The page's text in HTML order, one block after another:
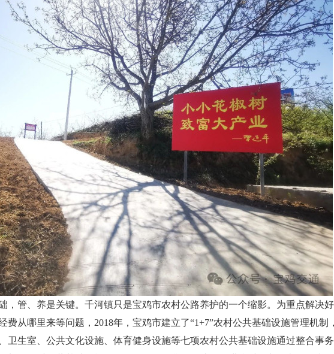
，管、养是关键。千河镇只是宝鸡市农村公路养护的一个缩影。为重点解决
费从哪里来等问题，2018年，宝鸡市建立了“1+7”农村公共基础设施管理机制
卫生室、公共文化设施、体育健身设施等七项农村公共基础设施通过整合事